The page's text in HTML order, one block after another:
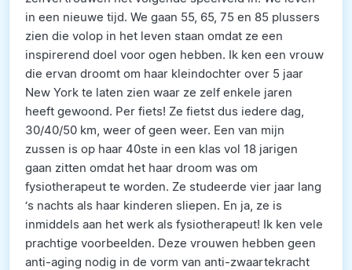
in een nieuwe tijd. We gaan 55, 65, 75 en 85 plussers
zien die volop in het leven staan omdat ze een
inspirerend doel voor ogen hebben. Ik ken een vrouw
die ervan droomt om haar kleindochter over 5 jaar
New York te laten zien waar ze zelf enkele jaren
heeft gewoond. Per fiets! Ze fietst dus iedere dag,
30/40/50 km, weer of geen weer. Een van mijn
zussen is op haar 40ste in een klas vol 18 jarigen
gaan zitten omdat het haar droom was om
fysiotherapeut te worden. Ze studeerde vier jaar lang
‘s nachts als haar kinderen sliepen. En ja, ze is
inmiddels aan het werk als fysiotherapeut! Ik ken vele
prachtige voorbeelden. Deze vrouwen hebben geen
anti-aging nodig in de vorm van anti-zwaartekracht